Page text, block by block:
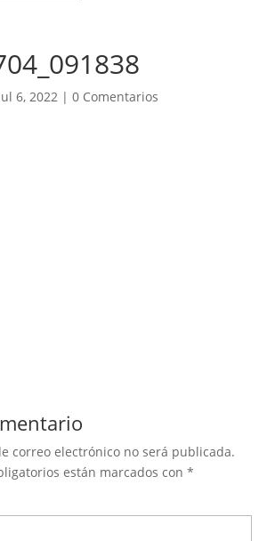
6, 2022| 0 Comentarios
correo electrónico no será publicada.
están marcados con *